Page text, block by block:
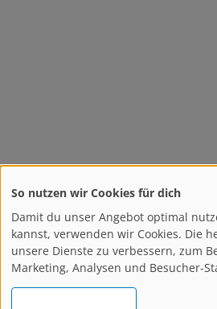
So nutzen wir Cookies für dich
Damit du unser Angebot optimal
kannst, verwenden wir Cookies. Die
unsere Dienste zu verbessern, zum
Marketing, Analysen und Besucher-